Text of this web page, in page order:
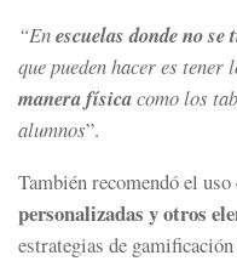
“Enescuelas donde no se
que pueden hacer es tener
manera físicacomo los
alumnos”.
También recomendó el uso
personalizadas y otros
estrategias de